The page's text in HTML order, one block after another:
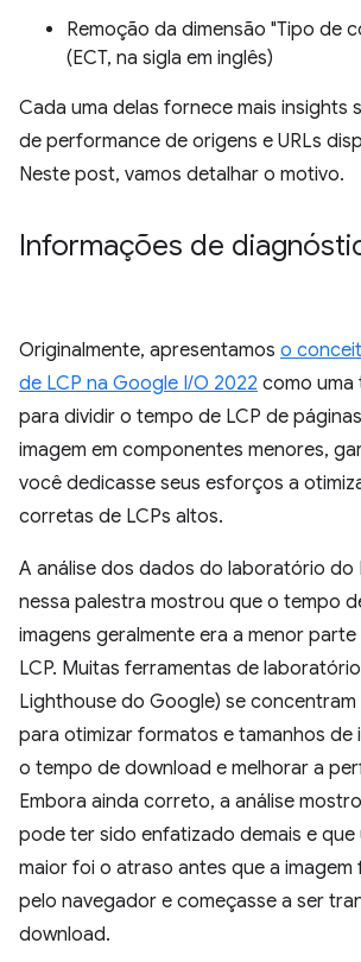
Remoção da dimensão "Tipo de
(ECT, na sigla em inglês)
Cada uma delas fornece mais insights
de performance de origens e URLs
Neste post, vamos detalhar o motivo.
Informações de
Originalmente, apresentamos o
de LCP na Google I/O 2022 como uma
para dividir o tempo de LCP de
imagem em componentes menores,
você dedicasse seus esforços a
corretas de LCPs altos.
A análise dos dados do laboratório do
nessa palestra mostrou que o tempo
imagens geralmente era a menor
LCP. Muitas ferramentas de
Lighthouse do Google) se concentram
para otimizar formatos e tamanhos de
o tempo de download e melhorar a
Embora ainda correto, a análise
pode ter sido enfatizado demais e que
maior foi o atraso antes que a
pelo navegador e começasse a ser
download.